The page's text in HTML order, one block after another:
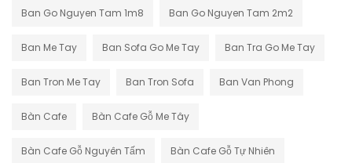
Ban Go Nguyen Tam 1m8 Ban Go Nguyen Tam 2m2
Ban Me Tay Ban Sofa Go Me Tay Ban Tra Go Me Tay
Ban Tron Me Tay Ban Tron Sofa Ban Van Phong
Bàn Cafe Bàn Cafe Gỗ Me Tây
Bàn Cafe Gỗ Nguyên Tấm Bàn Cafe Gỗ Tự Nhiên